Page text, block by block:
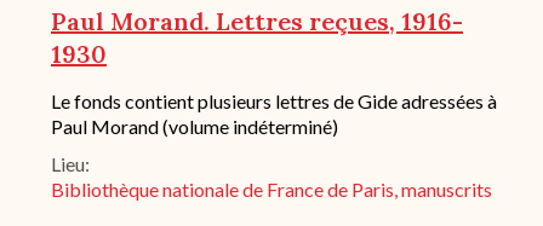
historique
de
conservation
Paul Morand. Lettres reçues, 1916-
1930
Description
succincte
fond
/
Le fonds contient plusieurs lettres de Gide adressées à
Paul Morand (volume indéterminé)
Lieu
Bibliothèque nationale de France de Paris, manuscrits